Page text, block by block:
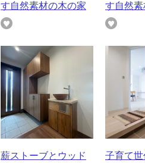
す自然素材の木の家
す自然
薪ストーブとウッド
子育て